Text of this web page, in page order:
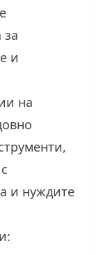
за
и
на
и нуждите